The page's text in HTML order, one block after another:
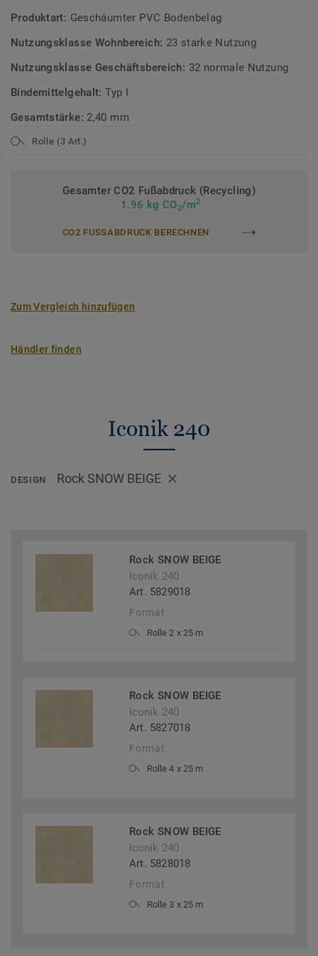
Produktart: Geschäumter PVC Bodenbelag
Nutzungsklasse Wohnbereich: 23 starke Nutzung
Nutzungsklasse Geschäftsbereich: 32 normale Nutzung
Bindemittelgehalt:Typ I
Gesamtstärke: 2,40 mm
Rolle (3 Art.)
Gesamter CO2 Fußabdruck (Recycling)
1.96 kg CO2/m2
CO2 FUSSABDRUCK BERECHNEN
Zum Vergleich hinzufügen
Händler finden
Iconik 240
DESIGN Rock SNOW BEIGE
Rock SNOW BEIGE
Iconik 240
Art. 5829018
Format
Rolle 2 x 25 m
Rock SNOW BEIGE
Iconik 240
Art. 5827018
Format
Rolle 4 x 25 m
Rock SNOW BEIGE
Iconik 240
Art. 5828018
Format
Rolle 3 x 25 m